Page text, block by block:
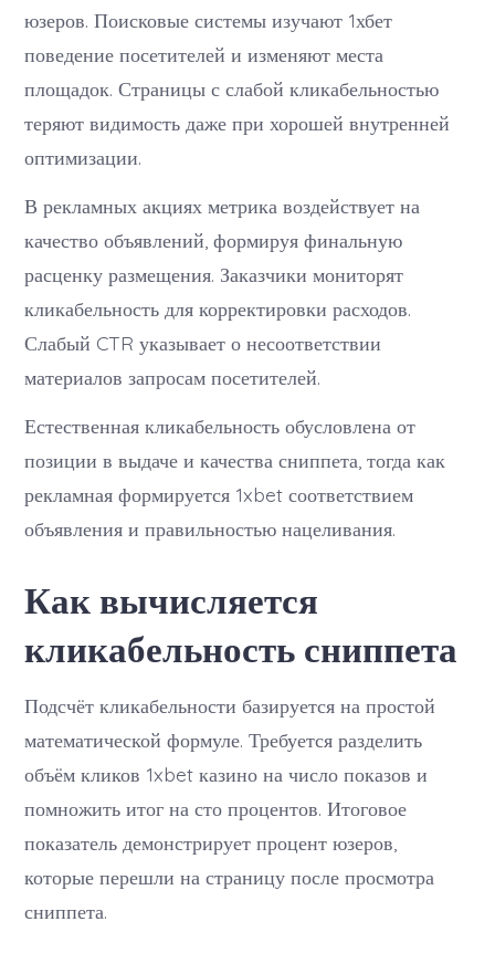
юзеров. Поисковые системы изучают 1хбет
поведение посетителей и изменяют места
площадок. Страницы с слабой кликабельностью
теряют видимость даже при хорошей внутренней
оптимизации.
В рекламных акциях метрика воздействует на
качество объявлений, формируя финальную
расценку размещения. Заказчики мониторят
кликабельность для корректировки расходов.
Слабый CTR указывает о несоответствии
материалов запросам посетителей.
Естественная кликабельность обусловлена от
позиции в выдаче и качества сниппета, тогда как
рекламная формируется 1xbet соответствием
объявления и правильностью нацеливания.
Как вычисляется
кликабельность сниппета
Подсчёт кликабельности базируется на простой
математической формуле. Требуется разделить
объём кликов 1xbet казино на число показов и
помножить итог на сто процентов. Итоговое
показатель демонстрирует процент юзеров,
которые перешли на страницу после просмотра
сниппета.